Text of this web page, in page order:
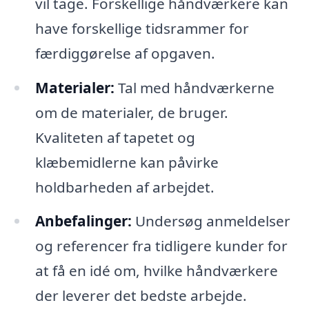
have forskellige tidsrammer for
færdiggørelse af opgaven.
Materialer: Tal med håndværkerne
om de materialer, de bruger.
Kvaliteten af tapetet og
klæbemidlerne kan påvirke
holdbarheden af arbejdet.
Anbefalinger: Undersøg anmeldelser
og referencer fra tidligere kunder for
at få en idé om, hvilke håndværkere
der leverer det bedste arbejde.